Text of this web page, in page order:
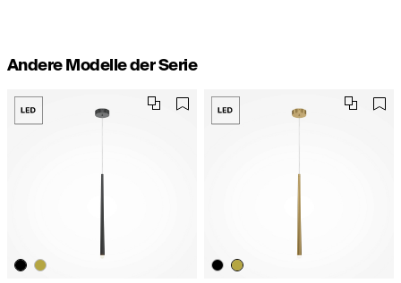
Andere Modelle der Serie